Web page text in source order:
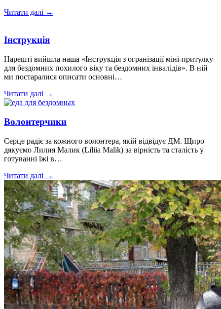
Читати далі →
Інструкція
Нарешті вийшла наша «Інструкція з огранізації міні-притулку
для бездомних похилого віку та бездомних інвалідів». В ній
ми постаралися описати основні…
Читати далі →
Волонтерчики
Серце радіє за кожного волонтера, якій відвідує ДМ. Щиро
дякуємо Лилия Малик (Liliia Malik) за вірність та сталість у
готуванні їжі в…
Читати далі →